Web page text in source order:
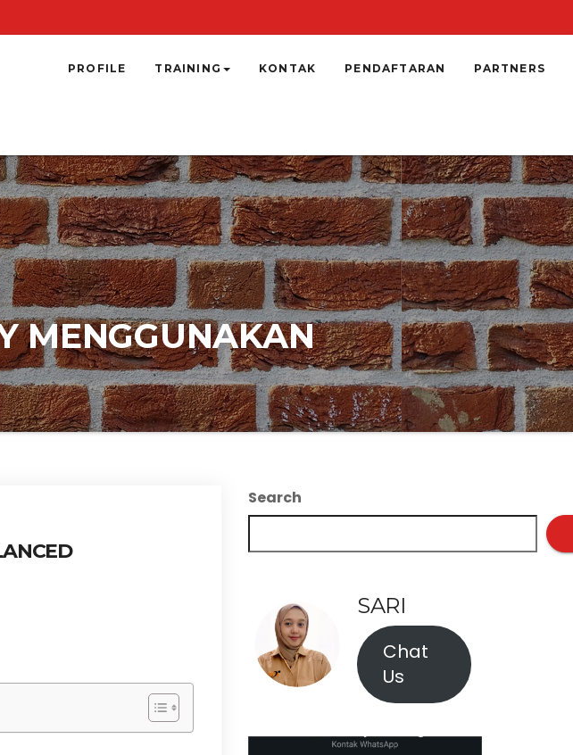
PROFILE TRAINING KONTAK PENDAFTARAN PARTNERS
MENGGUNAKAN
Search
SARI
Chat
Us